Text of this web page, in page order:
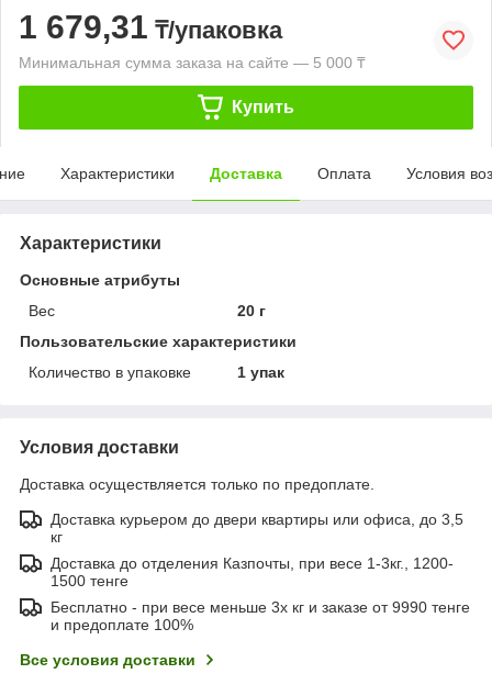
1 679,31 ₸/упаковка
Минимальная сумма заказа на сайте — 5 000 ₸
Купить
Характеристики Доставка Оплата Условия
Характеристики
Основные атрибуты
Вес
20 г
Пользовательские характеристики
Количество в упаковке
1 упак
Условия доставки
Доставка осуществляется только по предоплате.
Доставка курьером до двери квартиры или офиса, до 3,5
кг
Доставка до отделения Казпочты, при весе 1-3кг., 1200-
1500 тенге
Бесплатно - при весе меньше 3х кг и заказе от 9990 тенге
и предоплате 100%
Все условия доставки